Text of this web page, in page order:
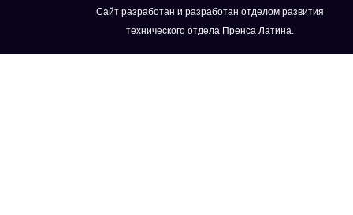
Сайт разработан и разработан отделом развития
технического отдела Пренса Латина.